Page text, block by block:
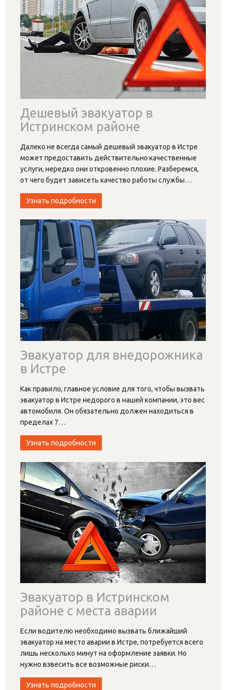
Дешевый эвакуатор в
Истринском районе
Далеко не всегда самый дешевый эвакуатор в Истре
может предоставить действительно качественные
услуги, нередко они откровенно плохие. Разберемся,
от чего будет зависеть качество работы службы…
Узнать подробности
Эвакуатор для внедорожника
в Истре
Как правило, главное условие для того, чтобы вызвать
эвакуатор в Истре недорого в нашей компании, это вес
автомобиля. Он обязательно должен находиться в
пределах 7…
Узнать подробности
Эвакуатор в Истринском
районе с места аварии
Если водителю необходимо вызвать ближайший
эвакуатор на место аварии в Истре, потребуется всего
лишь несколько минут на оформление заявки. Но
нужно взвесить все возможные риски…
Узнать подробности